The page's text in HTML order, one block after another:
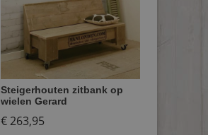
Steigerhouten zitbank op
wielen Gerard
€263,95